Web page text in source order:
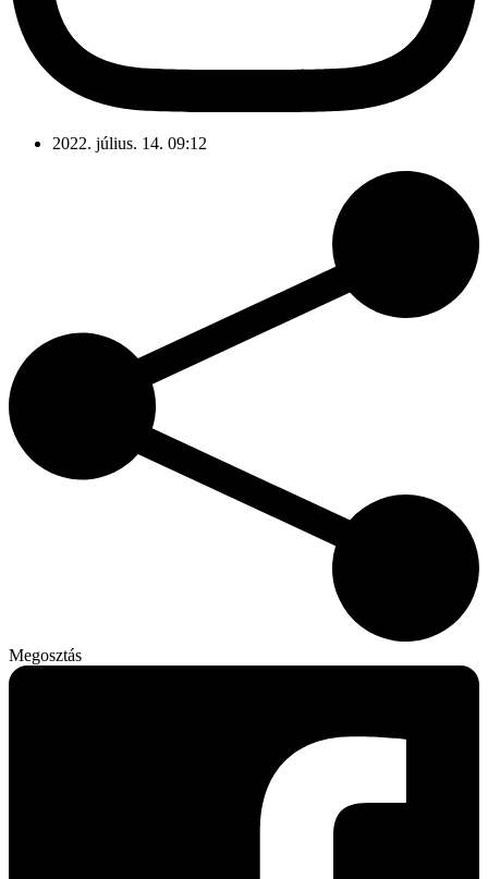
2022. július. 14. 09:12
Megosztás